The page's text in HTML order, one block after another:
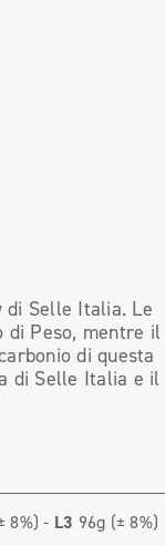
di Selle Italia. Le
di Peso, mentre il
di questa
di Selle Italia e il
8%) - L3 96g (± 8%)